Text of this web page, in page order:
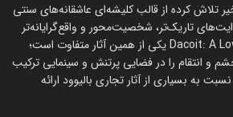
تلاش کرده از قالب کلیشه‌ای عاشقانه‌های سنتی
تاریک‌تر، شخصیت‌محور و واقع‌گرایانه‌تر
حرکت کند. فیلم Dacoit: A Love Story یکی از همین آثار متفاوت است؛
و انتقام را در فضایی پرتنش و سینمایی ترکیب
به بسیاری از آثار تجاری بالیوود ارائه